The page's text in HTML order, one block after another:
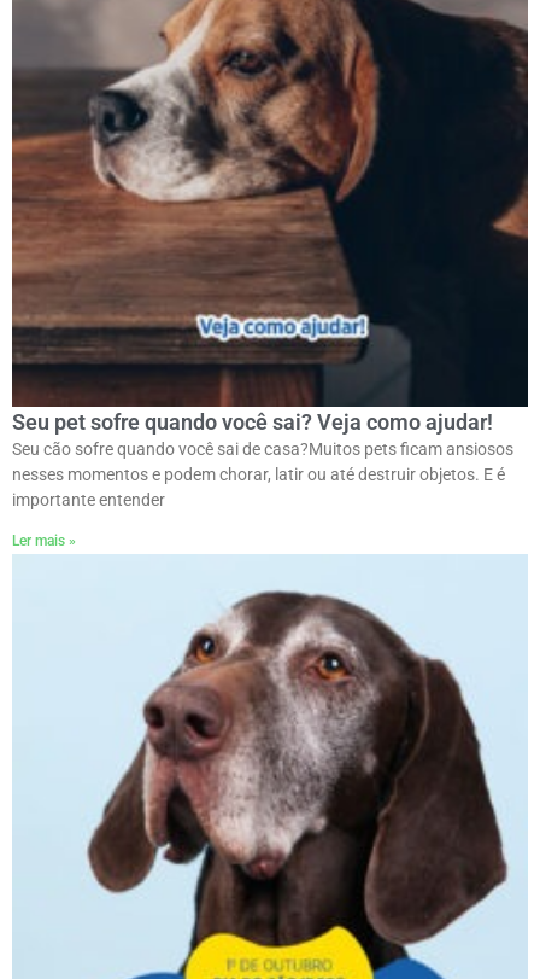
Seu pet sofre quando você sai? Veja como ajudar!
Seu cão sofre quando você sai de casa?ㅤMuitos pets ficam ansiosos
nesses momentos e podem chorar, latir ou até destruir objetos. E é
importante entender
Ler mais »